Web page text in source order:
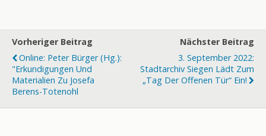
Vorheriger Beitrag
Online: Peter Bürger (Hg.):
"Erkundigungen Und
Materialien Zu Josefa
Berens-Totenohl
Nächster Beitrag
3. September 2022:
Stadtarchiv Siegen Lädt Zum
„Tag Der Offenen Tür“ Ein!